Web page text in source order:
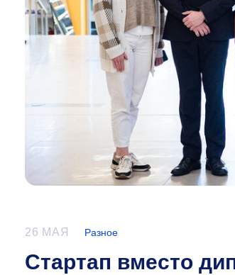
26 МАЯ Разное
Стартап вместо